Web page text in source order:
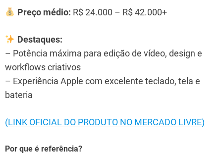
Preço médio: R$ 24.000 – R$ 42.000+
Destaques:
– Potência máxima para edição de vídeo, design e
workflows criativos
– Experiência Apple com excelente teclado, tela e
bateria
(LINK OFICIAL DO PRODUTO NO MERCADO LIVRE)
Por que é referência?